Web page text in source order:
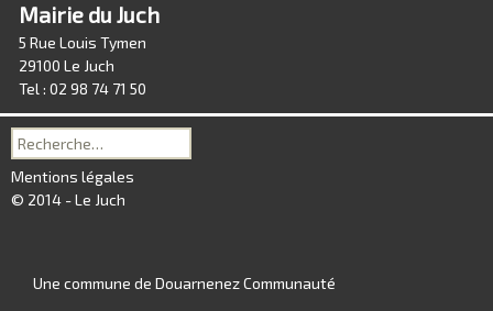
Mairie du Juch
5 Rue Louis Tymen
29100 Le Juch
Tel : 02 98 74 71 50
Recherche
pour :
Mentions légales
© 2014 - Le Juch
Une commune de Douarnenez Communauté